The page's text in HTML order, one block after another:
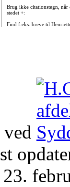
Brug ikke citationstegn, når
stedet +:
Find f.eks. breve til
ved
23.